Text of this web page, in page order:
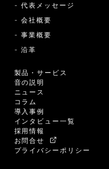
- 代表メッセージ
- 会社概要
- 事業概要
- 沿革
製品・サービス
音の説明
ニュース
コラム
導入事例
インタビュー一覧
採用情報
お問合せ
プライバシーポリシー